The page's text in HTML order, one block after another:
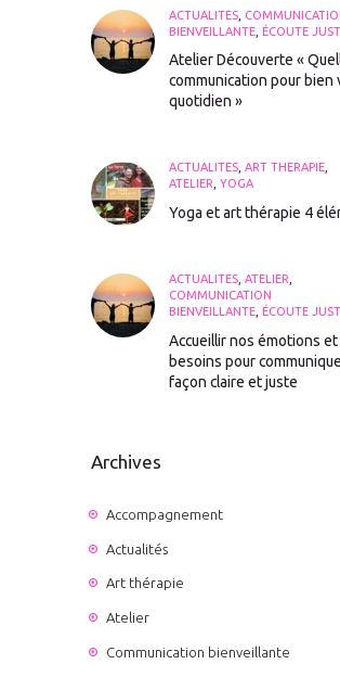
ACTUALITÉS,
BIENVEILLANTE, ÉCOUTE
Atelier Découverte «
communication pour bien
quotidien »
ACTUALITÉS, ART THÉRAPIE,
ATELIER, YOGA
Yoga et art thérapie 4
ACTUALITÉS, ATELIER
COMMUNICATION
BIENVEILLANTE, ÉCOUTE
Accueillir nos émotions et
besoins pour
façon claire et juste
Archives
Accompagnement
Actualités
Art thérapie
Atelier
Communication bienveillante